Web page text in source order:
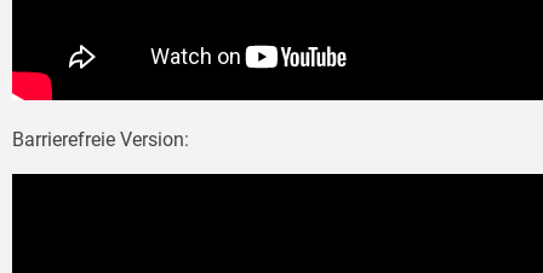
Barrierefreie Version: